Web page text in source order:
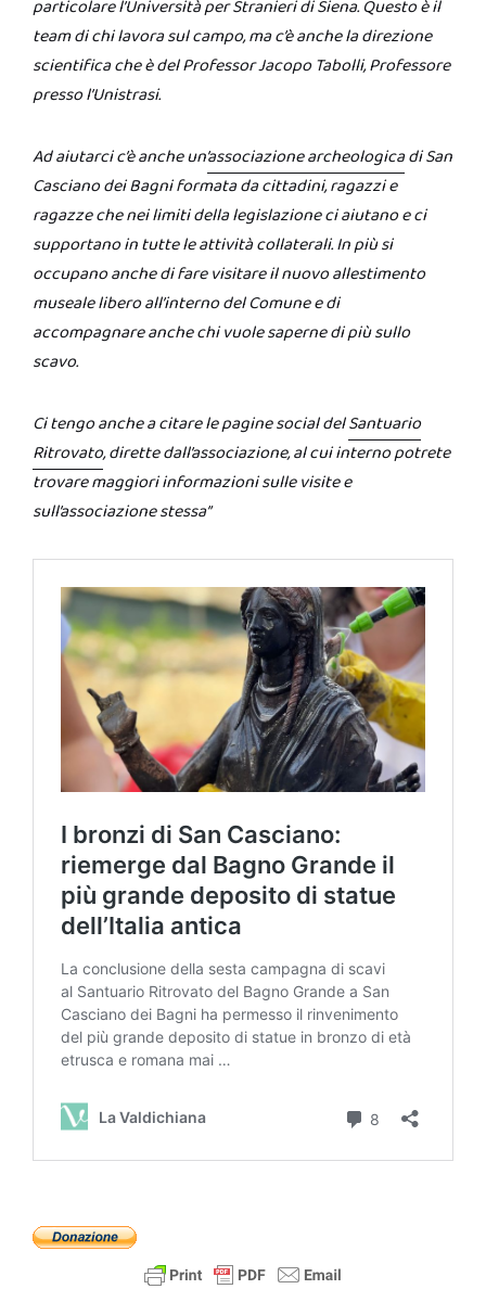
particolare l’Università per Stranieri di Siena. Questo è il
team di chi lavora sul campo, ma c’è anche la direzione
scientifica che è del Professor Jacopo Tabolli, Professore
presso l’Unistrasi.
Ad aiutarci c’è anche un’associazione archeologicadi San
Casciano dei Bagni formata da cittadini, ragazzi e
ragazze che nei limiti della legislazione ci aiutano e ci
supportano in tutte le attività collaterali. In più si
occupano anche di fare visitare il nuovo allestimento
museale libero all’interno del Comune e di
accompagnare anche chi vuole saperne di più sullo
scavo.
Ci tengo anche a citare le pagine social delSantuario
Ritrovato, dirette dall’associazione, al cui interno potrete
trovare maggiori informazioni sulle visite e
sull’associazione stessa”